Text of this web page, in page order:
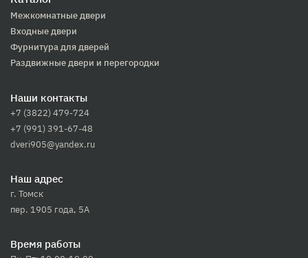
Межкомнатные двери
Входные двери
Фурнитура для дверей
Раздвижные двери и перегородки
Наши контакты
+7 (3822) 479-724
+7 (991) 391-67-48
dveri905@yandex.ru
Наш адрес
г. Томск
пер. 1905 года, 5А
Время работы